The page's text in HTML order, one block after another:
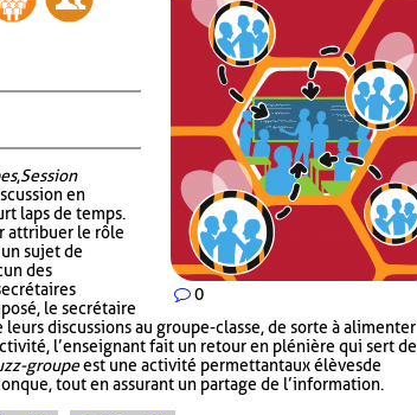
0
,Session
en
laps de temps.
attribuer le rôle
sujet de
des
le secrétaire
discussions au groupe-classe, de sorte à alimenter
l’enseignant fait un retour en plénière qui sert de
groupeest une activité permettant aux élèves de
tout en assurant un partage de l’information.